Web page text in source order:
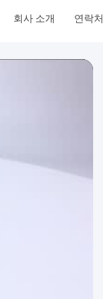
회사 소개 연락처